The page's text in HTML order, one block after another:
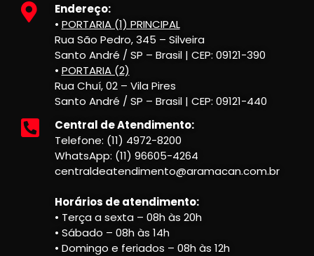
Endereço:
• PORTARIA (1) PRINCIPAL
Rua São Pedro, 345 – Silveira
Santo André / SP – Brasil | CEP: 09121-390
• PORTARIA (2)
Rua Chuí, 02 – Vila Pires
Santo André / SP – Brasil | CEP: 09121-440
Central de Atendimento:
Telefone: (11) 4972-8200
WhatsApp: (11) 96605-4264
centraldeatendimento@aramacan.com.br
Horários de atendimento:
• Terça a sexta – 08h às 20h
• Sábado – 08h às 14h
• Domingo e feriados – 08h às 12h